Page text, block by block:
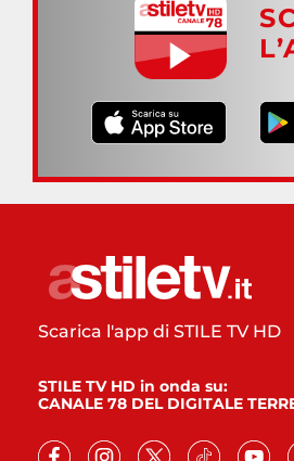
Scarica l'app di STILE TV HD
STILE TV HD in onda su:
CANALE 78 DEL DIGITALE